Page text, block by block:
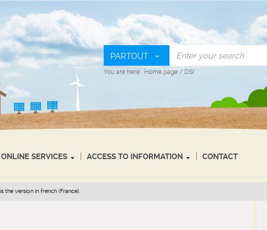
PARTOUT
You are here: Home page / DSI
ONLINE SERVICES ACCESS TO INFORMATION CONTACT
the version in french (France).